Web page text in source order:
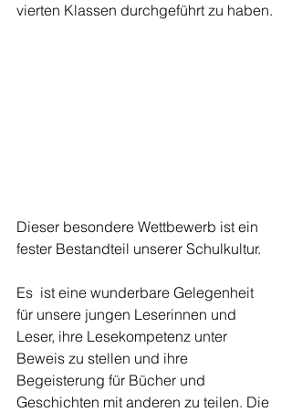
vierten Klassen durchgeführt zu haben.
Dieser besondere Wettbewerb ist ein
fester Bestandteil unserer Schulkultur.
Es  ist eine wunderbare Gelegenheit
für unsere jungen Leserinnen und
Leser, ihre Lesekompetenz unter
Beweis zu stellen und ihre
Begeisterung für Bücher und
Geschichten mit anderen zu teilen. Die